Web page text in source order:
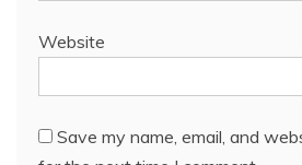
Website
Save my name, email, and